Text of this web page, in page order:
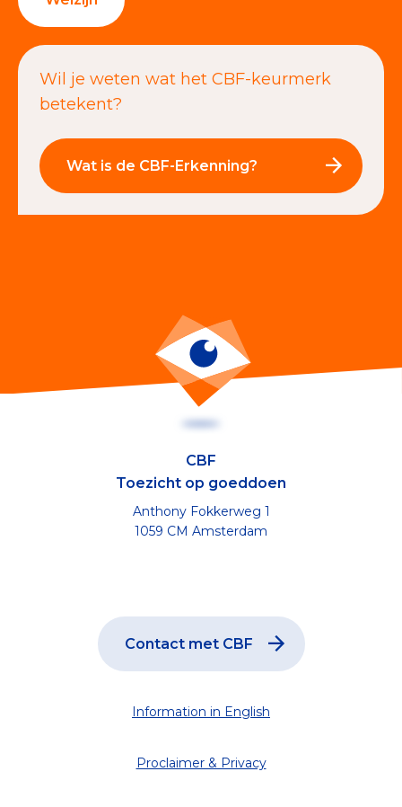
Wil je weten wat het CBF-keurmerk
betekent?
Wat is de CBF-Erkenning?
CBF
Toezicht op goeddoen
Anthony Fokkerweg 1
1059 CM Amsterdam
Contact met CBF
Information in English
Proclaimer & Privacy